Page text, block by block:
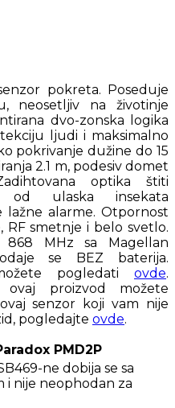
pokreta. Poseduje
neosetljiv na životinje
dvo-zonska logika
ljudi i maksimalno
pokrivanje dužine do 15
2.1 m, podesiv domet
optika štiti
od ulaska insekata
lažne alarme. Otpornost
smetnje i belo svetlo.
MHz sa Magellan
se BEZ baterija.
pogledati ovde.
ovaj proizvod možete
senzor koji vam nije
pogledajte ovde.
PMD2P
ne dobija se sa
i nije neophodan za